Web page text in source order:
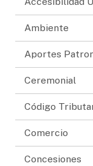
Ambiente
Aportes
Ceremonial
Código
Comercio
Concesiones